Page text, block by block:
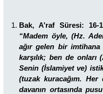
Bak, A’raf Süresi: 16-
“Madem öyle, (Hz.
ağır gelen bir
karşılık; ben de onları
Senin (İslamiyet ve)
(tuzak kuracağım. Her
davanın ortasında